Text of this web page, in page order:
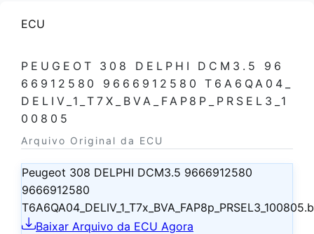
ECU
PEUGEOT 308 DELPHI DCM3.5 96
66912580 9666912580 T6A6QA04_
DELIV_1_T7X_BVA_FAP8P_PRSEL3_1
00805
Arquivo Original da ECU
Peugeot 308 DELPHI DCM3.5 9666912580
9666912580
Baixar Arquivo da ECU Agora